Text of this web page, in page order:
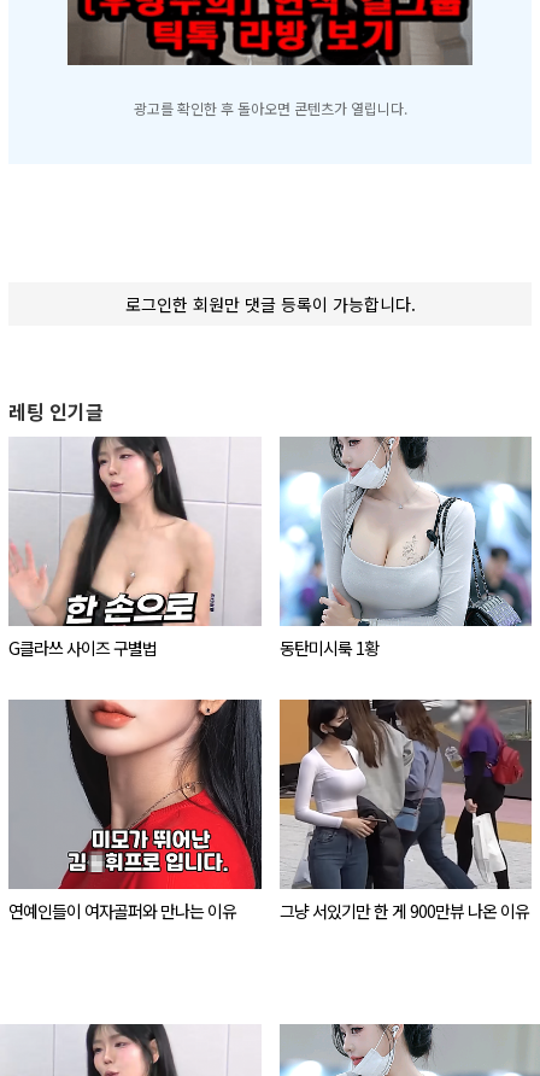
광고를 확인한 후 돌아오면 콘텐츠가 열립니다.
로그인한 회원만 댓글 등록이 가능합니다.
레팅 인기글
G클라쓰 사이즈 구별법 동탄미시룩 1황
연예인들이 여자골퍼와 만나는 이유 그냥 서있기만 한 게 900만뷰 나온 이유